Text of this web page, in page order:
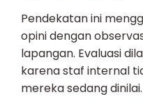
Pendekatan ini
opini dengan
lapangan. Evaluasi
karena staf internal
mereka sedang dinilai.